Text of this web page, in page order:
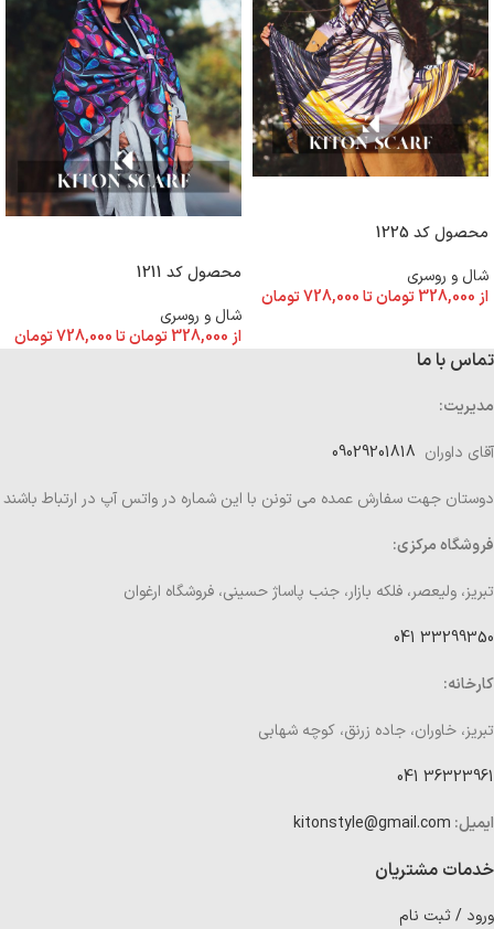
محصول کد 1225
شال و روسری
از328,000تومانتا728,000تومان
محصول کد 1211
شال و روسری
از 328,000تومانتا728,000تومان
تماس با ما
مدیریت:
آقای داوران
دوستان جهت سفارش عمده می تونن با این شماره در واتس آپ در ارتباط باشند
فروشگاه مرکزی:
تبریز، ولیعصر، فلکه بازار، جنب پاساژ حسینی، فروشگاه ارغوان
33299350 041
کارخانه:
تبریز، خاوران، جاده زرنق، کوچه شهابی
36323961 041
ایمیل: kitonstyle@gmail.com
خدمات مشتریان
ورود / ثبت نام